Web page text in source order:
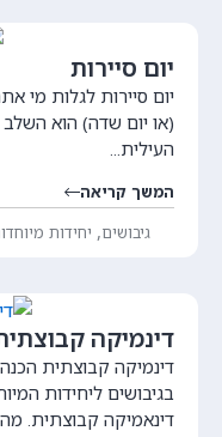
יום סיירות
יום סיירות לגלות מי
(או יום שדה) הוא
העילית...
המשך קריאה
גיבושים, יחידות
דינמיקה
דינמיקה קבוצתית
בגיבושים ליחידות
דינאמיקה קבוצתית. מה